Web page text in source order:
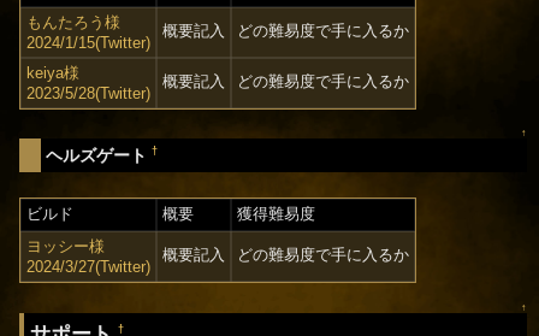
もんたろう様
2024/1/15(Twitter)
概要記入 どの難易度で手に入るか
keiya様
2023/5/28(Twitter)
概要記入 どの難易度で手に入るか
↑
ヘルズゲート†
ビルド 概要
獲得難易度
ヨッシー様
2024/3/27(Twitter)
概要記入 どの難易度で手に入るか
↑
†